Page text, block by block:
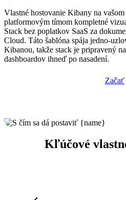
Vlastné hostovanie Kibany na
platformovým tímom kompletné
Stack bez poplatkov SaaS za
Cloud. Táto šablóna spája jedno-
Kibanou, takže stack je pripravený
dashboardov ihneď po nasadení.
Začať
Kľúčové